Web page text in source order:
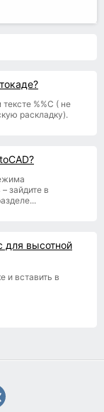
%%С ( не
раскладку).
зайдите в
для высотной
и вставить в